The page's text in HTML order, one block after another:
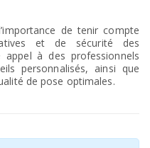
de tenir compte
et de sécurité des
à des professionnels
personnalisés, ainsi que
de pose optimales.